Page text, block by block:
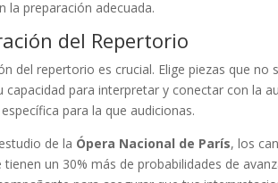
la preparación adecuada.
del Repertorio
del repertorio es crucial. Elige piezas que
capacidad para interpretar y conectar con la
para la que audicionas.
de la Ópera Nacional de París, los
tienen un 30% más de probabilidades de